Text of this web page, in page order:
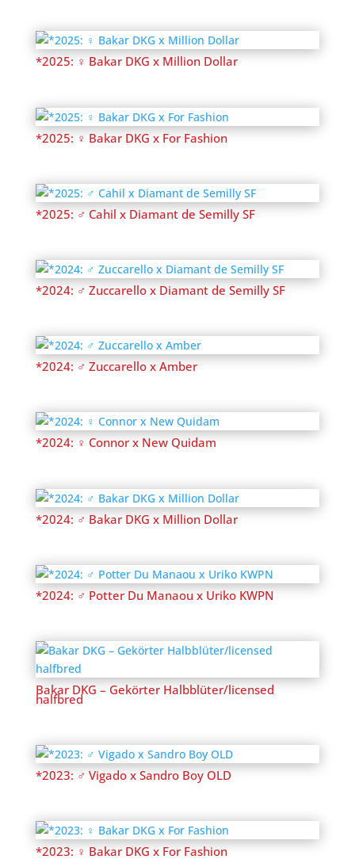
*2025: ♀ Bakar DKG x Million Dollar
*2025: ♀ Bakar DKG x For Fashion
*2025: ♂ Cahil x Diamant de Semilly SF
*2024: ♂ Zuccarello x Diamant de Semilly SF
*2024: ♂ Zuccarello x Amber
*2024: ♀ Connor x New Quidam
*2024: ♂ Bakar DKG x Million Dollar
*2024: ♂ Potter Du Manaou x Uriko KWPN
Bakar DKG – Gekörter Halbblüter/licensed
halfbred
*2023: ♂ Vigado x Sandro Boy OLD
*2023: ♀ Bakar DKG x For Fashion